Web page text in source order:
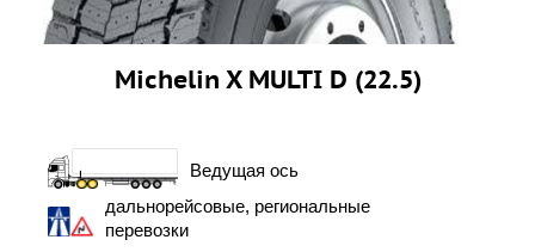
Michelin X MULTI D (22.5)
Ведущая ось
дальнорейсовые, региональные
перевозки